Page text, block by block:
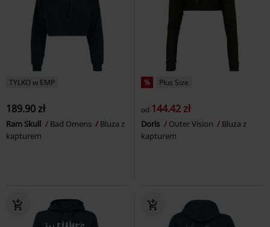
TYLKO w EMP
189.90 zł
Ram Skull Bad Omens
Bluza z
kapturem
% Plus Size
od 144.42 zł
Doris Outer Vision
Bluza z
kapturem